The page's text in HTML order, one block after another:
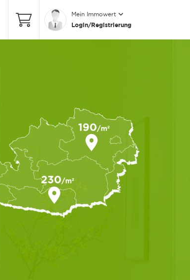
Mein Immowert
Login/Registrierung